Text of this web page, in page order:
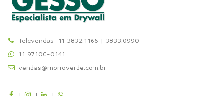
Televendas: 11 3832.1166 | 3833.0990
11 97100-0141
vendas@morroverde.com.br
| | |